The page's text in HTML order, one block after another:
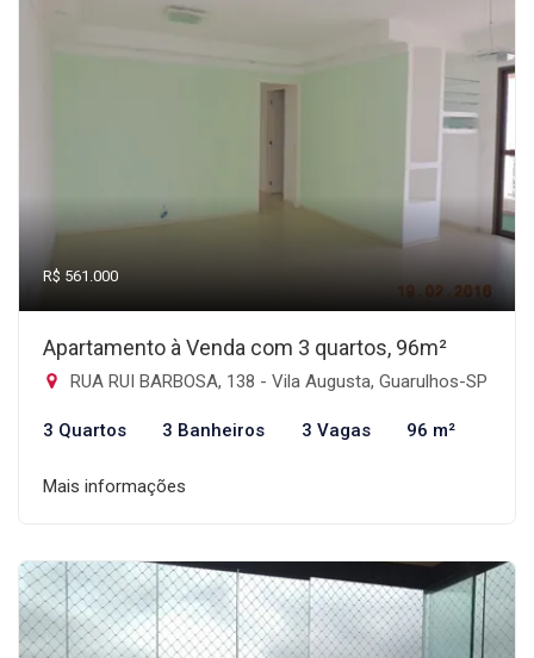
R$ 561.000
Apartamento à Venda com 3 quartos, 96m²
RUA RUI BARBOSA, 138 - Vila Augusta, Guarulhos-SP
3 Quartos 3 Banheiros 3 Vagas 96 m²
Mais informações